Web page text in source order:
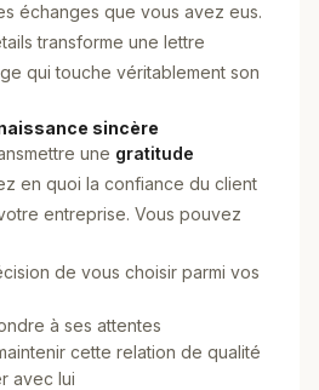
échanges que vous avez eus.
transforme une lettre
qui touche véritablement son
sincère
une gratitude
en quoi la confiance du client
entreprise. Vous pouvez
de vous choisir parmi vos
à ses attentes
cette relation de qualité
avec lui